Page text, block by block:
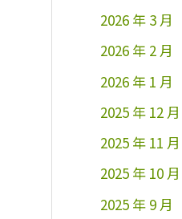
2026 年 3 月
2026 年 2 月
2026 年 1 月
2025 年 12 月
2025 年 11 月
2025 年 10 月
2025 年 9 月